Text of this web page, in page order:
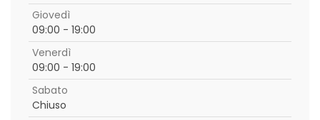
Giovedì
09:00 - 19:00
Venerdì
09:00 - 19:00
Sabato
Chiuso